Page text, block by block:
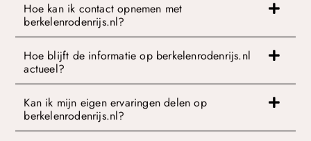
Hoe kan ik contact opnemen met
berkelenrodenrijs.nl?
Hoe blijft de informatie op berkelenrodenrijs.nl
actueel?
Kan ik mijn eigen ervaringen delen op
berkelenrodenrijs.nl?